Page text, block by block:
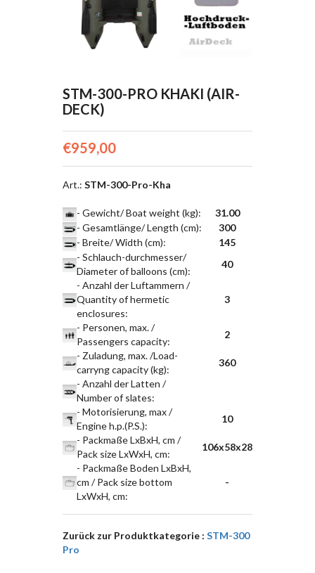
STM-300-PRO KHAKI (AIR-
DECK)
€959,00
Art.: STM-300-Pro-Kha
- Gewicht/ Boat weight (kg):
31.00
- Gesamtlänge/ Length (cm):
300
- Breite/ Width (cm):
145
- Schlauch-durchmesser/
Diameter of balloons (cm):
40
- Anzahl der Luftammern /
Quantity of hermetic
enclosures:
3
- Personen, max. /
Passengers capacity:
2
- Zuladung, max. /Load-
carryng capacity (kg):
360
- Anzahl der Latten /
Number of slates:
- Motorisierung, max /
Engine h.p.(P.S.):
10
- Packmaße LxBxH, cm /
Pack size LxWxH, cm:
106x58x28
- Packmaße Boden LxBxH,
cm / Pack size bottom
LxWxH, cm:
-
Zurück zur Produktkategorie : STM-300
Pro